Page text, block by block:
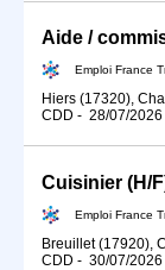
Aide /
Emploi France
Hiers (17320),
CDD - 28/07/2026
Cuisinier (H/
Emploi France
Breuillet (17920),
CDD - 30/07/2026